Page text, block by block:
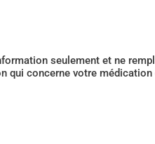
seulement et ne
qui concerne votre